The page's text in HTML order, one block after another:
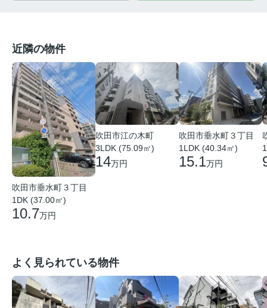
近隣の物件
吹田市垂水町３丁目
1DK (37.00㎡)
10.7万円
吹田市江の木町
3LDK (75.09㎡)
14万円
吹田市垂水町３丁目
1LDK (40.34㎡)
15.1万円
よく見られている物件